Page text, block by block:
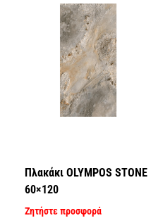
Πλακάκι OLYMPOS STONE
60×120
Ζητήστε προσφορά